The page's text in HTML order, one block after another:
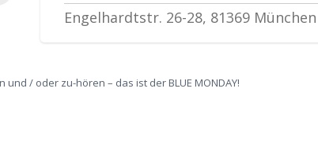
Engelhardtstr. 26-28, 81369 München
/ oder zu-hören – das ist der BLUE MONDAY!